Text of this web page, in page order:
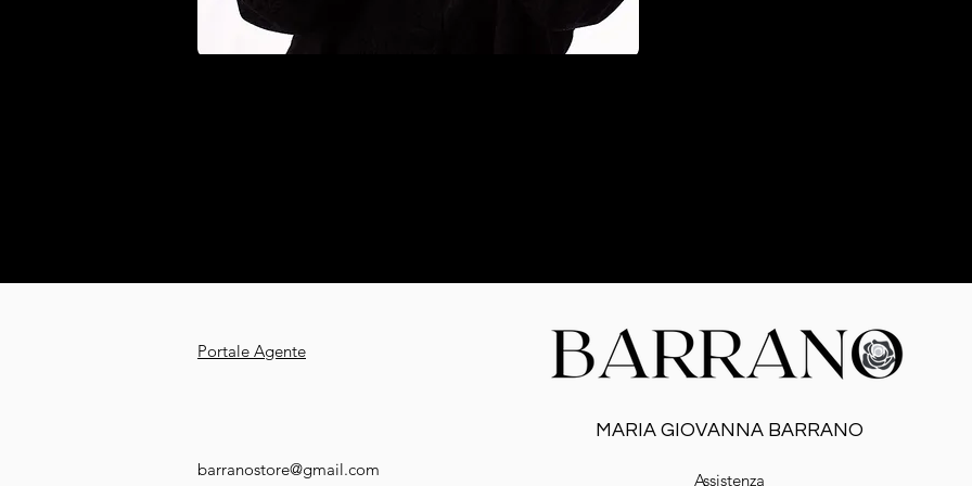
Portale Agente
MARIA GIOVANNA BARRANO
barranostore@gmail.com
Assistenza